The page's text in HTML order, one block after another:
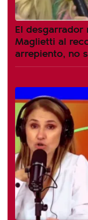
El desgarrador
Maglietti al
arrepiento, no